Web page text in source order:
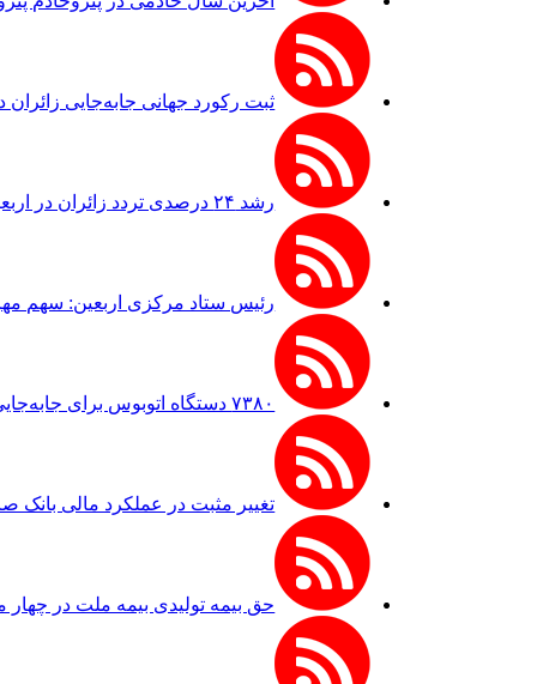
ثبت رکورد جهانی جابه‌جایی
رشد ۲۴ درصدی تردد زائران در اربعین از مرز مهران
رئیس ستاد مرکزی اربعین: سهم مهران از
۷۳۸۰ دستگاه اتوبوس برای جابه‌جایی زائران اربعین به‌ کارگیری شد
تغییر مثبت در عملکرد مالی بانک صادرات
حق بیمه تولیدی بیمه ملت در چهار ماه نخست امسال از ۱۴.۵ همت گذشت/